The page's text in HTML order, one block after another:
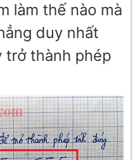
làm thế nào mà
duy nhất
trở thành phép